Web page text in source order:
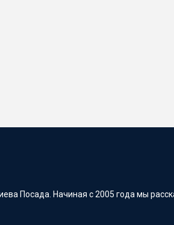
Посада. Начиная с 2005 года мы